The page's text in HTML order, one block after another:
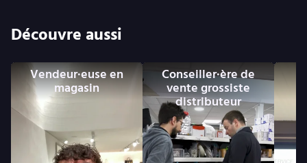
Découvre aussi
Vendeur·euse en
magasin
Conseiller·ère de
vente grossiste
distributeur